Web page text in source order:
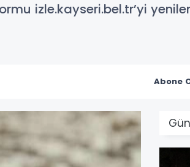
izle.kayseri.bel.tr’yi
Abone